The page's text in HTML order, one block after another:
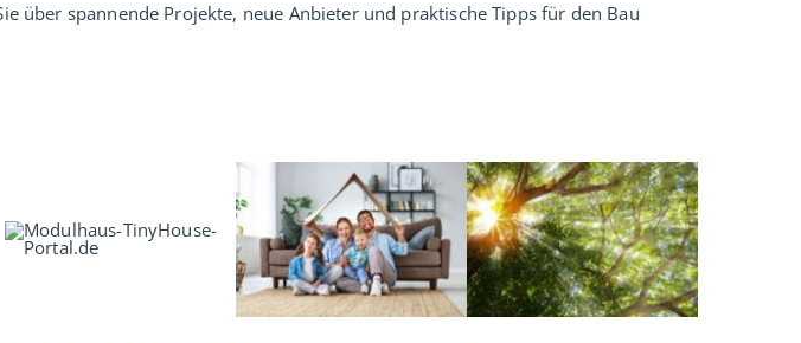
über spannende Projekte, neue Anbieter und praktische Tipps für den Bau